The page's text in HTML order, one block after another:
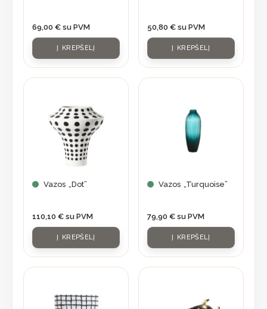
69,00 € su PVM
Į KREPŠELĮ
50,80 € su PVM
Į KREPŠELĮ
Vazos „Dot”
110,10 € su PVM
Į KREPŠELĮ
Vazos „Turquoise”
79,90 € su PVM
Į KREPŠELĮ